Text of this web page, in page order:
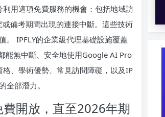
用這項免費服務的機會：包括地域訪
備考期間出現的連接中斷。這些技術
。 IPFLY的企業級代理基礎設施覆蓋
能無中斷、安全地使用Google AI Pro
、學術優勢、常見訪問障礙，以及IP
部潛力。
開放，直至2026年期